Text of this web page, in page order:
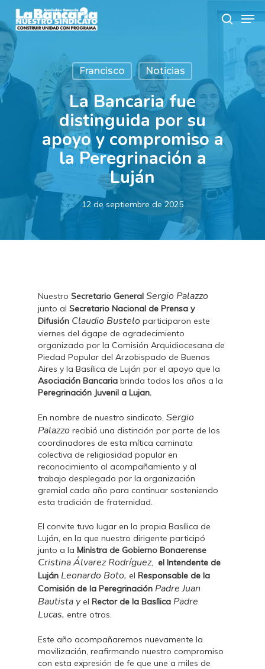
main
content
search
Francisco Noticias
La Bancaria fue
distinguida por su
apoyo y compromiso a
la Peregrinación a
Luján
12 de septiembre de 2025
NuestroSecretario General Sergio Palazzo
junto alSecretario Nacional de Prensa y
Difusión Claudio Bustelo participaron este
viernes del ágape de agradecimiento
organizado por la Comisión Arquidiocesana de
Piedad Popular del Arzobispado de Buenos
Aires y la Basílica de Luján por el apoyo que la
Asociación Bancaria brinda todos los años a la
Peregrinación Juvenil a Lujan.
En nombre de nuestro sindicato,Sergio
Palazzo recibió una distinción por parte de los
coordinadores de esta mítica caminata
colectiva de religiosidad popular en
reconocimiento al acompañamiento y al
trabajo desplegado por la organización
gremial cada año para continuar sosteniendo
esta tradición de fraternidad.
El convite tuvo lugar en la propia Basílica de
Luján, en la que nuestro dirigente participó
junto a laMinistra de Gobierno Bonaerense
Cristina Álvarez Rodríguez,el Intendente de
Luján Leonardo Boto,elResponsable de la
Comisión de la Peregrinación Padre Juan
Bautista yelRector de la Basílica Padre
Lucas,entre otros.
Este año acompañaremos nuevamente la
movilización, reafirmando nuestro compromiso
con esta expresión de fe que une a miles de